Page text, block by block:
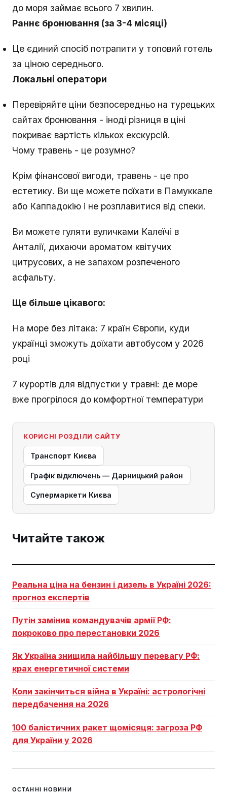
до моря займає всього 7 хвилин.
Раннє бронювання (за 3-4 місяці)
Це єдиний спосіб потрапити у топовий готель
за ціною середнього.
Локальні оператори
Перевіряйте ціни безпосередньо на турецьких
сайтах бронювання - іноді різниця в ціні
покриває вартість кількох екскурсій.
Чому травень - це розумно?
Крім фінансової вигоди, травень - це про
естетику. Ви ще можете поїхати в Памуккале
або Каппадокію і не розплавитися від спеки.
Ви можете гуляти вуличками Калеїчі в
Анталії, дихаючи ароматом квітучих
цитрусових, а не запахом розпеченого
асфальту.
Ще більше цікавого:
На море без літака: 7 країн Європи, куди
українці зможуть доїхати автобусом у 2026
році
7 курортів для відпустки у травні: де море
вже прогрілося до комфортної температури
КОРИСНІ РОЗДІЛИ САЙТУ
Транспорт Києва
Графік відключень — Дарницький район
Супермаркети Києва
Читайте також
Реальна ціна на бензин і дизель в Україні 2026:
прогноз експертів
Путін замінив командувачів армії РФ:
покроково про перестановки 2026
Як Україна знищила найбільшу перевагу РФ:
крах енергетичної системи
Коли закінчиться війна в Україні: астрологічні
передбачення на 2026
100 балістичних ракет щомісяця: загроза РФ
для України у 2026
ОСТАННІ НОВИНИ